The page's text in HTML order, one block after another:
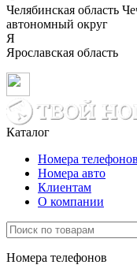
Челябинская область
автономный округ
Я
Ярославская область
Каталог
Номера телефонов
Номера авто
Клиентам
О компании
Номера телефонов